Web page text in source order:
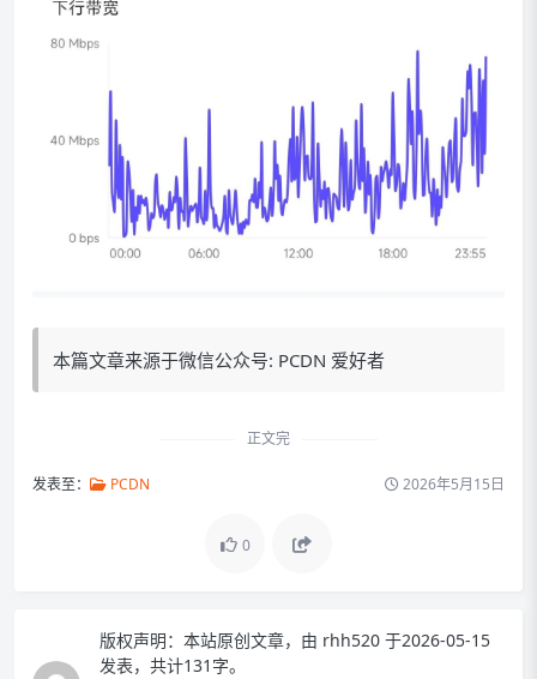
本篇文章来源于微信公众号: PCDN 爱好者
正文完
发表至： PCDN 2026年5月15日
0
版权声明： 本站原创文章，由 rhh520 于2026-05-15
发表，共计131字。